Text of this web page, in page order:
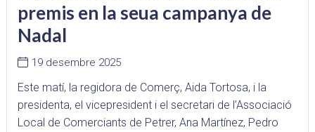
premis en la seua campanya de
Nadal
19 desembre 2025
Este matí, la regidora de Comerç, Aida Tortosa, i la
presidenta, el vicepresident i el secretari de l’Associació
Local de Comerciants de Petrer, Ana Martínez, Pedro